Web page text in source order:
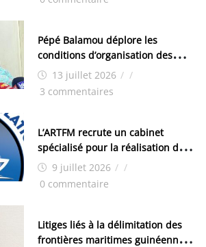
Pépé Balamou déplore les
conditions d’organisation des
examens nationaux : « Si ce sont
les élections, on trouve tous les
13 juillet 2026 / /
3 commentaires
L’ARTFM recrute un cabinet
spécialisé pour la réalisation des
études techniques
9 juillet 2026 / /
0 commentaire
Litiges liés à la délimitation des
frontières maritimes guinéennes: